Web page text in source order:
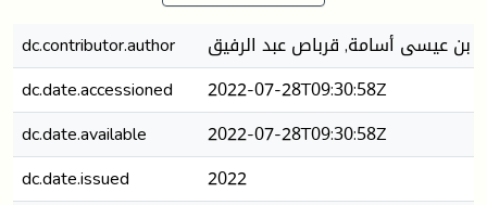
dc.contributor.author
بن عيسى أسامة, قرباص عبد الرفيق
dc.date.accessioned
2022-07-28T09:30:58Z
dc.date.available
2022-07-28T09:30:58Z
dc.date.issued
2022